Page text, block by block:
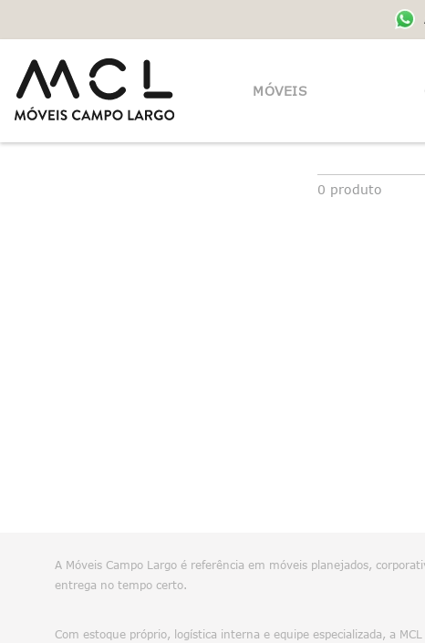
MÓVEIS
0 produto
A Móveis Campo Largo é referência em móveis planejados,
entrega no tempo certo.
Com estoque próprio, logística interna e equipe especializada, a